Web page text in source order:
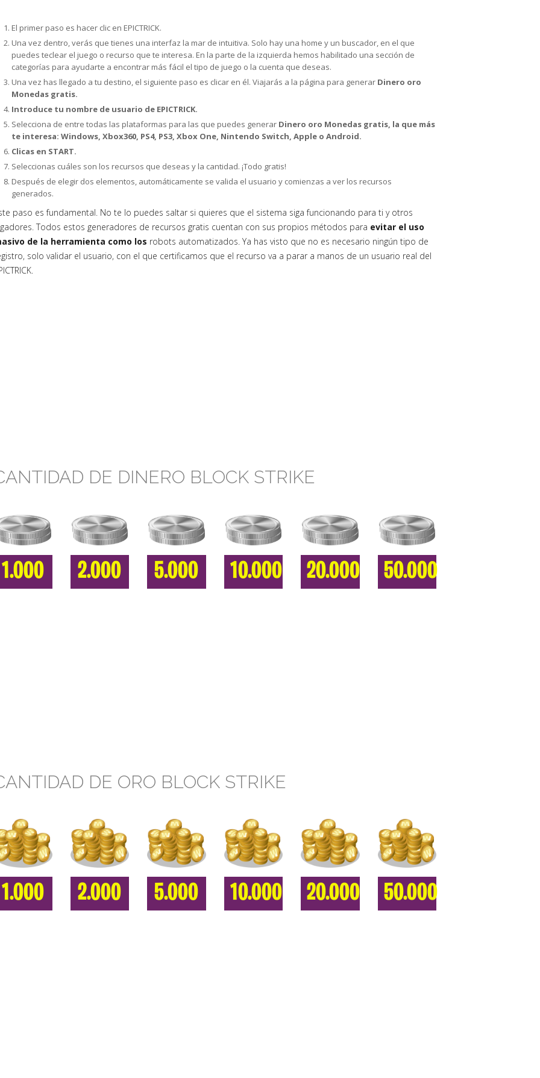
El primer paso es hacer clic en EPICTRICK.
Una vez dentro, verás que tienes una interfaz la mar de intuitiva. Solo hay una home y un buscador, en el que
puedes teclear el juego o recurso que te interesa. En la parte de la izquierda hemos habilitado una sección de
categorías para ayudarte a encontrar más fácil el tipo de juego o la cuenta que deseas.
Una vez has llegado a tu destino, el siguiente paso es clicar en él. Viajarás a la página para generar Dinero oro
Monedas gratis.
Introduce tu nombre de usuario de EPICTRICK.
Selecciona de entre todas las plataformas para las que puedes generar Dinero oro Monedas gratis, la que más
te interesa: Windows, Xbox360, PS4, PS3, Xbox One, Nintendo Switch, Apple o Android.
Clicas en START.
Seleccionas cuáles son los recursos que deseas y la cantidad. ¡Todo gratis!
Después de elegir dos elementos, automáticamente se valida el usuario y comienzas a ver los recursos
generados.
paso es fundamental. No te lo puedes saltar si quieres que el sistema siga funcionando para ti y otros
Todos estos generadores de recursos gratis cuentan con sus propios métodos para evitar el uso
de la herramienta como los robots automatizados. Ya has visto que no es necesario ningún tipo de
solo validar el usuario, con el que certificamos que el recurso va a parar a manos de un usuario real del
DE DINERO BLOCK STRIKE
1.000 2.000 5.000 10.000 20.000 50.000
DE ORO BLOCK STRIKE
1.000 2.000 5.000 10.000 20.000 50.000